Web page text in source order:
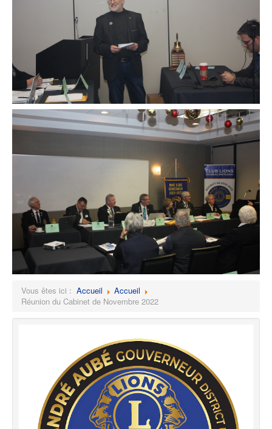
Vous êtes ici : Accueil
Accueil
Réunion du Cabinet de Novembre 2022